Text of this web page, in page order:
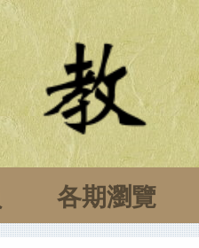
各期瀏覽